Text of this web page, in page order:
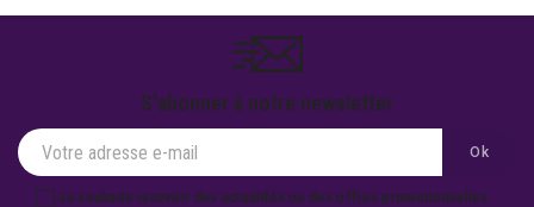
S'abonner à notre newsletter
Je souhaite recevoir des actualités ou des offres promotionnelles